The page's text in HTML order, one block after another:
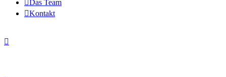
Das Team
Kontakt